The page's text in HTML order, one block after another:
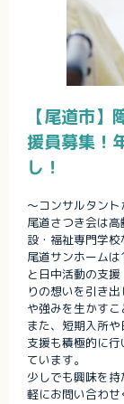
【尾道市
援員募集！
し！
～コンサルタント
尾道さつき会は
設・福祉専門学校
尾道サンホーム
と日中活動の支
りの想いを引き
や強みを生かすこ
また、短期入所
支援も積極的に
ています。
少しでも興味を
軽にお問い合わせ